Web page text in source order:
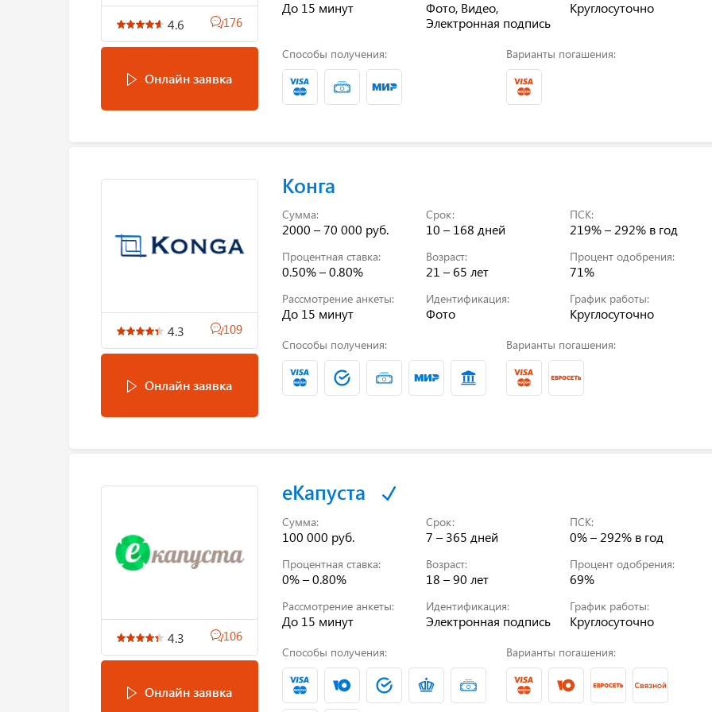
4.6 176
Онлайн заявка
До 15 минут
Фото, Видео,
Электронная подпись
Круглосуточно
Способы получения: Варианты погашения:
4.3 109
Онлайн заявка
Конга
Сумма:
2000 – 70 000 руб.
Срок:
10 – 168 дней
ПСК:
219% – 292% в год
Процентная ставка:
0.50% – 0.80%
Возраст:
21 – 65 лет
Процент одобрения:
71%
Рассмотрение анкеты:
До 15 минут
Идентификация:
Фото
График работы:
Круглосуточно
Способы получения: Варианты погашения:
4.3 106
Онлайн заявка
еКапуста
Сумма:
100 000 руб.
Срок:
7 – 365 дней
ПСК:
0% – 292% в год
Процентная ставка:
0% – 0.80%
Возраст:
18 – 90 лет
Процент одобрения:
69%
Рассмотрение анкеты:
До 15 минут
Идентификация:
Электронная подпись
График работы:
Круглосуточно
Способы получения: Варианты погашения: